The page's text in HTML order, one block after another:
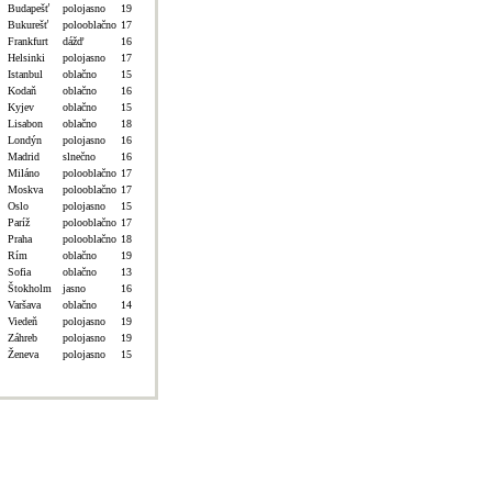
Budapešť
polojasno
19
Bukurešť
polooblačno 17
Frankfurt
dážď
16
Helsinki
polojasno
17
Istanbul
oblačno
15
Kodaň
oblačno
16
Kyjev
oblačno
15
Lisabon
oblačno
18
Londýn
polojasno
16
Madrid
slnečno
16
Miláno
polooblačno 17
Moskva
polooblačno 17
Oslo
polojasno
15
Paríž
polooblačno 17
Praha
polooblačno 18
Rím
oblačno
19
Sofia
oblačno
13
Štokholm
jasno
16
Varšava
oblačno
14
Viedeň
polojasno
19
Záhreb
polojasno
19
Ženeva
polojasno 15